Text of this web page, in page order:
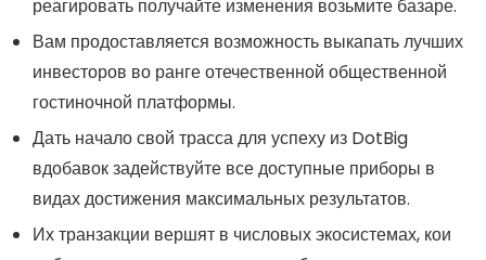
реагировать получайте изменения возьмите базаре.
Вам продоставляется возможность выкапать лучших
инвесторов во ранге отечественной общественной
гостиночной платформы.
Дать начало свой трасса для успеху из DotBig
вдобавок задействуйте все доступные приборы в
видах достижения максимальных результатов.
Их транзакции вершят в числовых экосистемах, кои